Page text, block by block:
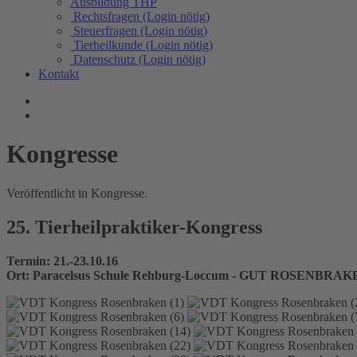
Rechtsfragen (Login nötig)
Steuerfragen (Login nötig)
Tierheilkunde (Login nötig)
Datenschutz (Login nötig)
Kontakt
Kongresse
Veröffentlicht in Kongresse.
25. Tierheilpraktiker-Kongress
Termin: 21.-23.10.16
Ort: Paracelsus Schule Rehburg-Loccum - GUT